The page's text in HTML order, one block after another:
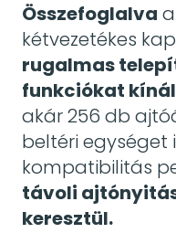
Összefoglalva
kétvezetékes
rugalmas
funkciókat
akár 256 db
beltéri egységet
kompatibilitás
távoli
keresztül.